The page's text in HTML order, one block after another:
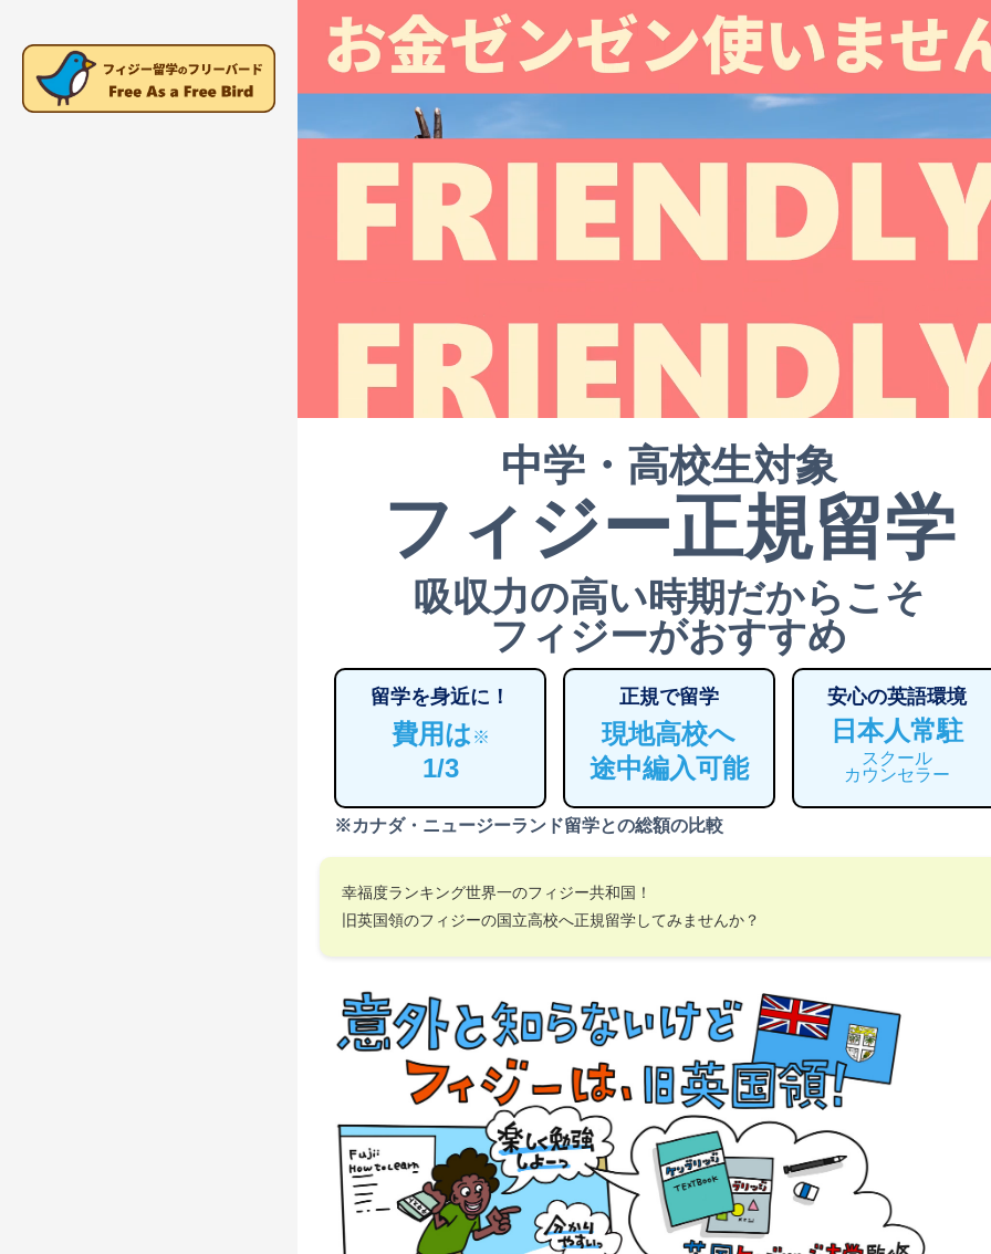
中学・高校生対象
フィジー正規留学
吸収力の高い時期だからこそ
フィジーがおすすめ
留学を身近に！
費用は※
1/3
正規で留学
現地高校へ
途中編入可能
安心の英語環境
日本人常駐
スクール
カウンセラー
※カナダ・ニュージーランド留学との総額の比較
幸福度ランキング世界一のフィジー共和国！
旧英国領のフィジーの国立高校へ正規留学してみませんか？